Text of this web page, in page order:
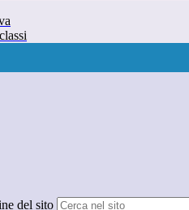
del sito